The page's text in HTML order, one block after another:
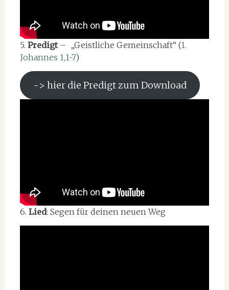
5. Predigt– „Geistliche Gemeinschaft“ (1.
Johannes 1,1-7)
-> hier die Predigt zum Download
6. Lied: Segen für deinen neuen Weg